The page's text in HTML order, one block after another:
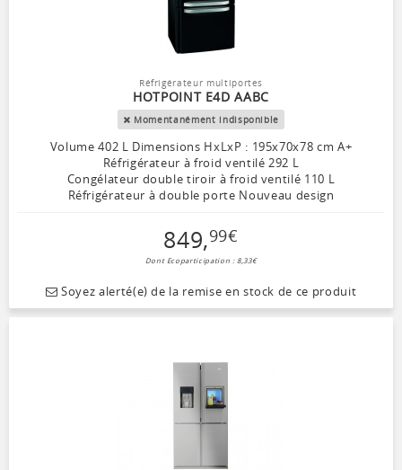
Réfrigérateur multiportes
HOTPOINT E4D AABC
Momentanément indisponible
Volume 402 L Dimensions HxLxP : 195x70x78 cm A+
Réfrigérateur à froid ventilé 292 L
Congélateur double tiroir à froid ventilé 110 L
Réfrigérateur à double porte Nouveau design
849,99€
Dont Ecoparticipation : 8,33€
Soyez alerté(e) de la remise en stock de ce produit